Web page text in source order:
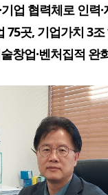
기업 협력체로 인력
곳, 기업가치 3조
창업·벤처집적 완